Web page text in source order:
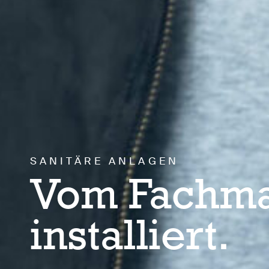
SANITÄRE ANLAGEN
Vom
installiert.